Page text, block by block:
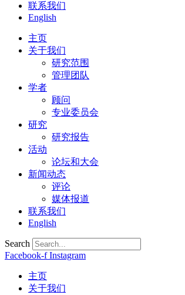
联系我们
English
主页
关于我们
研究范围
管理团队
学者
顾问
专业委员会
研究
研究报告
活动
论坛和大会
新闻动态
评论
媒体报道
联系我们
English
Search
Facebook-f Instagram
主页
关于我们